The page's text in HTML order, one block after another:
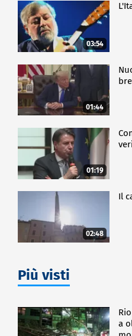
03:54
01:44
01:19
02:48
Il
Più visti
a